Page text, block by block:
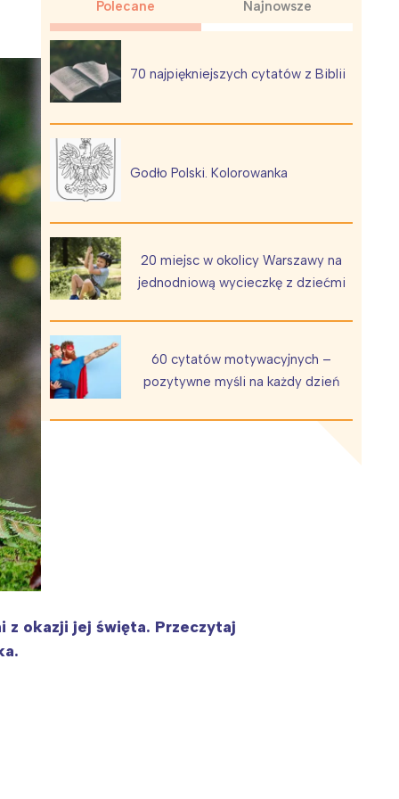
Polecane Najnowsze
70 najpiękniejszych cytatów z Biblii
Godło Polski. Kolorowanka
20 miejsc w okolicy Warszawy na
jednodniową wycieczkę z dziećmi
60 cytatów motywacyjnych –
pozytywne myśli na każdy dzień
z okazji jej święta. Przeczytaj